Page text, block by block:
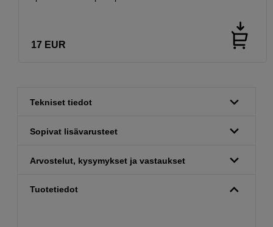
17 EUR
Tekniset tiedot
Sopivat lisävarusteet
Arvostelut, kysymykset ja vastaukset
Tuotetiedot